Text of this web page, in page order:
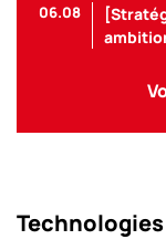
06.08
Technologies